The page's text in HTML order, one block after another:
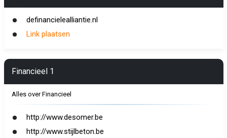
definancielealliantie.nl
Link plaatsen
Financieel 1
Alles over Financieel
http://www.desomer.be
http://www.stijlbeton.be